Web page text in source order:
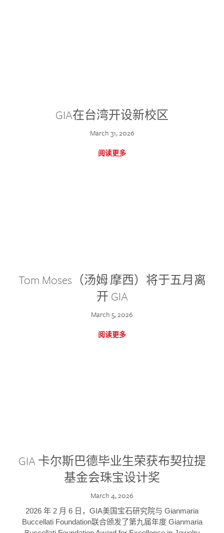
GIA在台湾开设新校区
March 31, 2026
阅读更多
Tom Moses（汤姆·摩西）将于五月离
开 GIA
March 5, 2026
阅读更多
GIA 卡尔斯巴德毕业生荣获布契拉提
基金会珠宝设计奖
March 4, 2026
2026 年 2 月 6 日，GIA美国宝石研究院与 Gianmaria
Buccellati Foundation联合颁发了第九届年度 Gianmaria